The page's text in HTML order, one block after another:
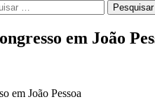
em João
em João Pessoa